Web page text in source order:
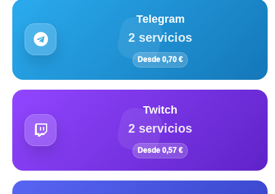
Telegram
2 servicios
Desde 0,70 €
Twitch
2 servicios
Desde 0,57 €